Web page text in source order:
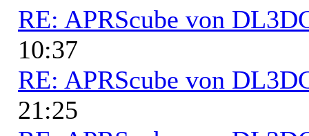
RE: APRScube von
10:37
RE: APRScube von
21:25